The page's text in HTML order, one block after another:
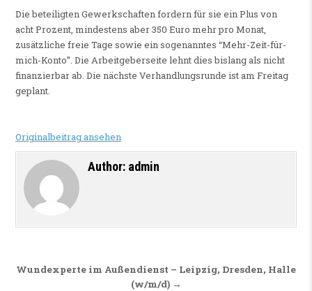
Die beteiligten Gewerkschaften fordern für sie ein Plus von
acht Prozent, mindestens aber 350 Euro mehr pro Monat,
zusätzliche freie Tage sowie ein sogenanntes “Mehr-Zeit-für-
mich-Konto”. Die Arbeitgeberseite lehnt dies bislang als nicht
finanzierbar ab. Die nächste Verhandlungsrunde ist am Freitag
geplant.
Originalbeitrag ansehen
Author: admin
Beitragsnavigation
Wundexperte im Außendienst – Leipzig, Dresden, Halle
(w/m/d) →